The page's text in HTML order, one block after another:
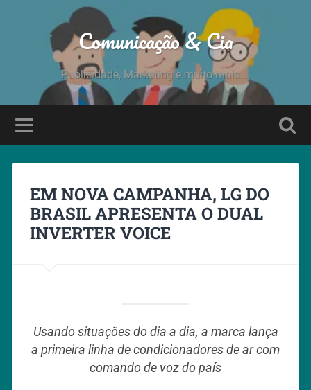
Comunicação & Cia
Publicidade, Marketing e muito mais....
EM NOVA CAMPANHA, LG DO
BRASIL APRESENTA O DUAL
INVERTER VOICE
Usando situações do dia a dia, a marca lança
a primeira linha de condicionadores de ar com
comando de voz do país